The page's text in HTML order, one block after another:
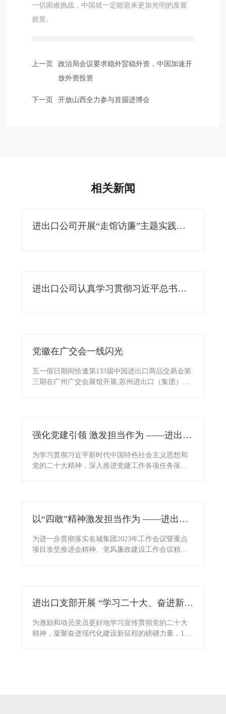
一切困难挑战，中国就一定能迎来更加光明的发展
前景。
上一页
政治局会议要求稳外贸稳外资，中国加速开
放外资投资
下一页 开放山西全力参与首届进博会
相关新闻
进出口公司开展“走馆访廉”主题实践活
进出口公司认真学习贯彻习近平总书记
党徽在广交会一线闪光
五一假日期间恰逢第133届中国进出口商品交易会第
三期在广州广交会展馆开展,苏州进出口（集团）有
有6家所属参股公司参展，参展正式代表共计216
团）有限公司共有展位149个，其中30个品牌展位，
74个绿色特装展位;共有恒润公司、恒祥公司、恒丰
强化党建引领 激发担当作为 ——进出口
为学习贯彻习近平新时代中国特色社会主义思想和
党的二十大精神，深入推进党建工作各项任务落
以“四敢”精神激发担当作为 ——进出口
为进一步贯彻落实名城集团2023年工作会议暨重点
项目攻坚推进会精神、党风廉政建设工作会议精
进出口支部开展 “学习二十大、奋进新征
为激励和动员党员更好地学习宣传贯彻党的二十大
精神，凝聚奋进现代化建设新征程的磅礴力量，11